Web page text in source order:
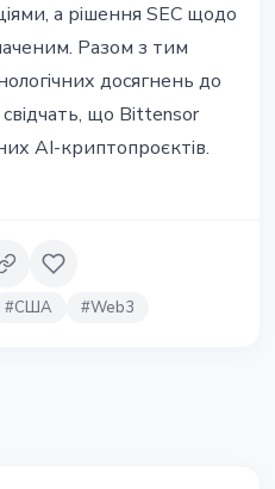
а рішення SEC щодо
Разом з тим
досягнень до
свідчать, що Bittensor
AI-криптопроєктів.
#США #Web3